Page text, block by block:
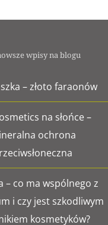
wpisy na blogu
– złoto faraonów
na słońce –
ochrona
– co ma wspólnego z
i czy jest szkodliwym
kosmetyków?